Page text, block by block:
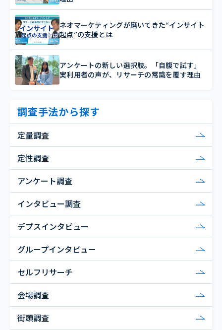
ネオマーケティングが磨いてきた“インサイト
起点”の支援とは
アンケートの新しい選択肢。「自腹で試す」
実利用者の声が、リサーチの常識を覆す理由
調査手法から探す
定量調査
定性調査
アンケート調査
インタビュー調査
デプスインタビュー
グループインタビュー
セルフリサーチ
会場調査
街頭調査